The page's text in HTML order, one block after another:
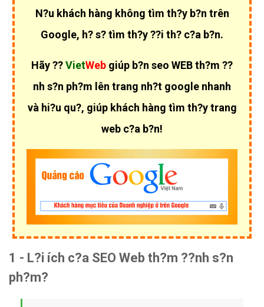
N?u khách hàng không tìm th?y b?n trên
Google, h? s? tìm th?y ??i th? c?a b?n.
Hãy ??VietWeb giúp b?n seo WEB th?m ??
nh s?n ph?m lên trang nh?t google nhanh
và hi?u qu?, giúp khách hàng tìm th?y trang
web c?a b?n!
1 - L?i ích c?a SEO Web th?m ??nh s?n
ph?m?